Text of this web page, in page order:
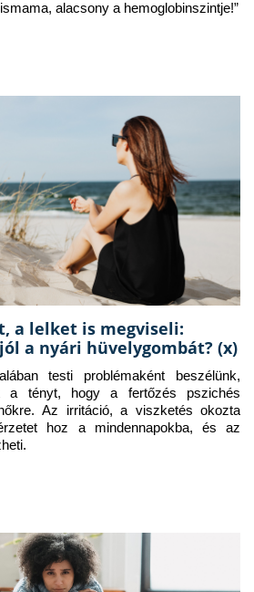
alacsony a hemoglobinszintje!”
a lelket is megviseli:
a nyári hüvelygombát? (x)
testi problémaként beszélünk,
a tényt, hogy a fertőzés pszichés
Az irritáció, a viszketés okozta
hoz a mindennapokba, és az